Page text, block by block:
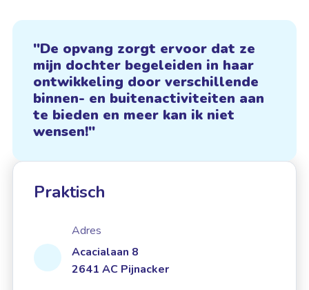
De opvang zorgt ervoor dat ze
mijn dochter begeleiden in haar
ontwikkeling door verschillende
binnen- en buitenactiviteiten aan
te bieden en meer kan ik niet
wensen!
Praktisch
Adres
Acacialaan 8
2641 AC Pijnacker